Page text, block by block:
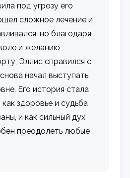
под угрозу его
сложное лечение и
но благодаря
и желанию
Эллис справился с
начал выступать
Его история стала
здоровье и судьба
и как сильный дух
преодолеть любые